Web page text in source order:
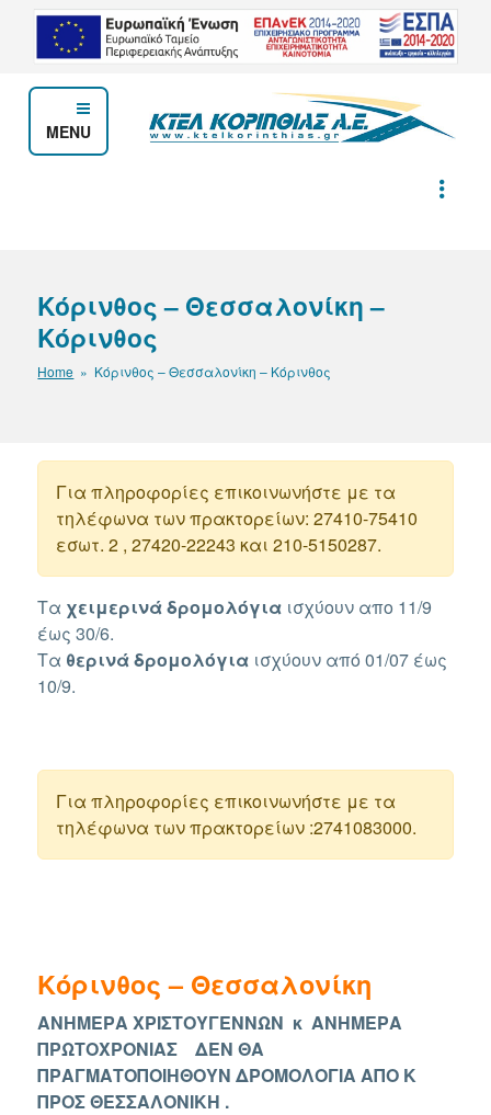
Μετάβαση
περιεχόμενο
MENU
Κόρινθος – Θεσσαλονίκη –
Κόρινθος
Home » Κόρινθος – Θεσσαλονίκη – Κόρινθος
Για πληροφορίες επικοινωνήστε με τα
τηλέφωνα των πρακτορείων: 27410-75410
εσωτ. 2 , 27420-22243 και 210-5150287.
Τα χειμερινά δρομολόγια ισχύουν απο 11/9
έως 30/6.
Τα θερινάδρομολόγια ισχύουν από 01/07 έως
10/9.
Για πληροφορίες επικοινωνήστε με τα
τηλέφωνα των πρακτορείων :2741083000.
Κόρινθος – Θεσσαλονίκη
ΑΝΗΜΕΡΑ ΧΡΙΣΤΟΥΓΕΝΝΩΝ κ ΑΝΗΜΕΡΑ
ΠΡΩΤΟΧΡΟΝΙΑΣ ΔΕΝ ΘΑ
ΠΡΑΓΜΑΤΟΠΟΙΗΘΟΥΝ ΔΡΟΜΟΛΟΓΙΑ ΑΠΟ Κ
ΠΡΟΣ ΘΕΣΣΑΛΟΝΙΚΗ .